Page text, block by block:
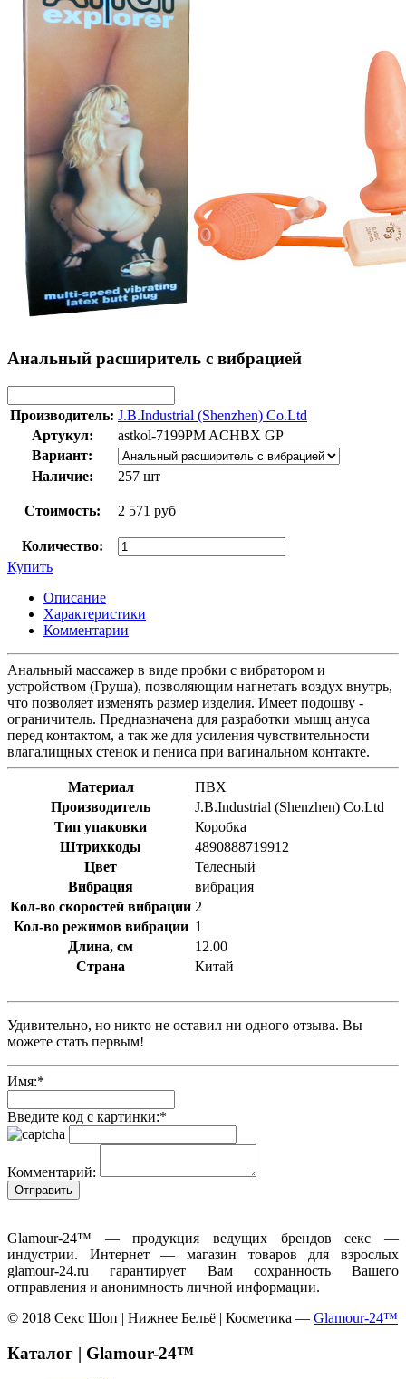
Анальный расширитель с вибрацией
Производитель: J.B.Industrial (Shenzhen) Co.Ltd
Артукул:
astkol-7199PM ACHBX GP
Вариант:
Наличие:
257 шт
Стоимость: 2 571 руб
Количество:
Купить
Описание
Характеристики
Комментарии
Анальный массажер в виде пробки с вибратором и
устройством (Груша), позволяющим нагнетать воздух внутрь,
что позволяет изменять размер изделия. Имеет подошву -
ограничитель. Предназначена для разработки мышц ануса
перед контактом, а так же для усиления чувствительности
влагалищных стенок и пениса при вагинальном контакте.
Материал
ПВХ
Производитель
J.B.Industrial (Shenzhen) Co.Ltd
Тип упаковки
Коробка
Штрихкоды
4890888719912
Цвет
Телесный
Вибрация
вибрация
Кол-во скоростей вибрации 2
Кол-во режимов вибрации 1
Длина, см
12.00
Страна
Китай
Удивительно, но никто не оставил ни одного отзыва. Вы
можете стать первым!
Имя:*
Введите код с картинки:*
Комментарий:
Glamour-24™ — продукция ведущих брендов секс —
индустрии. Интернет — магазин товаров для взрослых
glamour-24.ru гарантирует Вам сохранность Вашего
отправления и анонимность личной информации.
© 2018 Секс Шоп | Нижнее Бельё | Косметика — Glamour-24™
Каталог | Glamour-24™